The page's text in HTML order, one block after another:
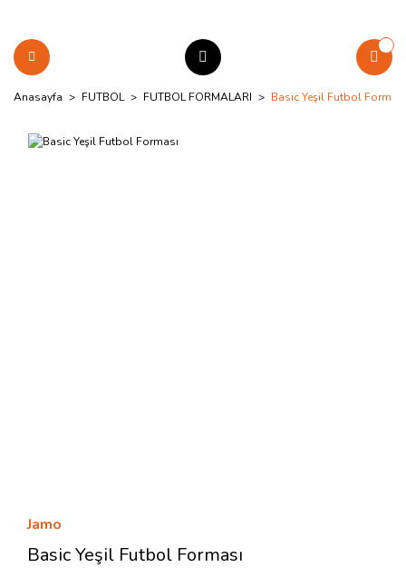
Anasayfa FUTBOL FUTBOL FORMALARI Basic Yeşil Futbol Forması
Jamo
Basic Yeşil Futbol Forması